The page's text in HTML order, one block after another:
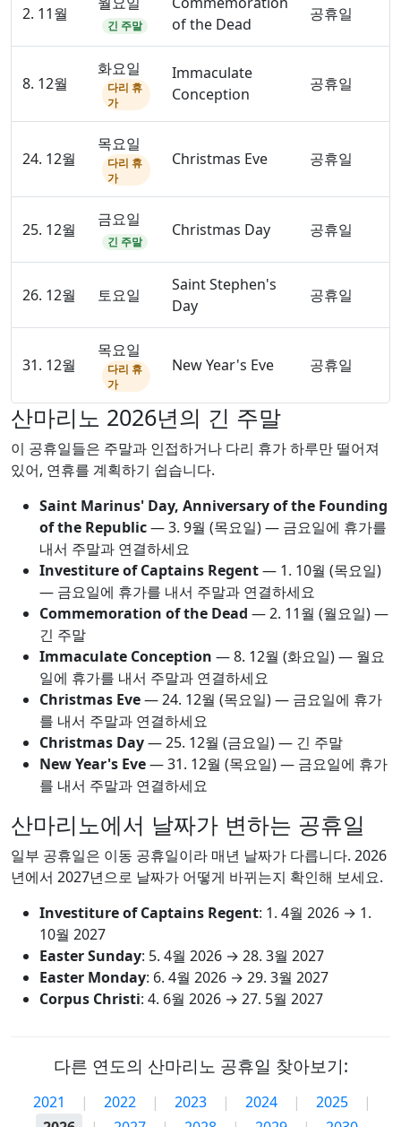
2. 11월
긴 주말
of the Dead
공휴일
8. 12월
화요일
다리 휴
가
Immaculate
Conception
공휴일
24. 12월
목요일
다리 휴
가
Christmas Eve 공휴일
25. 12월
금요일
긴 주말
Christmas Day 공휴일
26. 12월 토요일
Saint Stephen's
Day
공휴일
31. 12월
목요일
다리 휴
가
New Year's Eve 공휴일
산마리노 2026년의 긴 주말
이 공휴일들은 주말과 인접하거나 다리 휴가 하루만 떨어져
있어, 연휴를 계획하기 쉽습니다.
Saint Marinus' Day, Anniversary of the Founding
of the Republic—3. 9월 (목요일) — 금요일에 휴가를
내서 주말과 연결하세요
Investiture of Captains Regent— 1. 10월 (목요일)
— 금요일에 휴가를 내서 주말과 연결하세요
Commemoration of the Dead —2. 11월 (월요일) —
긴 주말
Immaculate Conception —8. 12월 (화요일) — 월요
일에 휴가를 내서 주말과 연결하세요
Christmas Eve—24. 12월 (목요일) — 금요일에 휴가
를 내서 주말과 연결하세요
Christmas Day—25. 12월 (금요일) — 긴 주말
New Year's Eve—31. 12월 (목요일) — 금요일에 휴가
를 내서 주말과 연결하세요
산마리노에서 날짜가 변하는 공휴일
일부 공휴일은 이동 공휴일이라 매년 날짜가 다릅니다. 2026
년에서 2027년으로 날짜가 어떻게 바뀌는지 확인해 보세요.
Investiture of Captains Regent: 1. 4월 2026 → 1.
10월 2027
Easter Sunday: 5. 4월 2026 → 28. 3월 2027
Easter Monday: 6. 4월 2026 → 29. 3월 2027
Corpus Christi: 4. 6월 2026 → 27. 5월 2027
다른 연도의 산마리노 공휴일 찾아보기:
2021 | 2022 | 2023 | 2024 | 2025
|